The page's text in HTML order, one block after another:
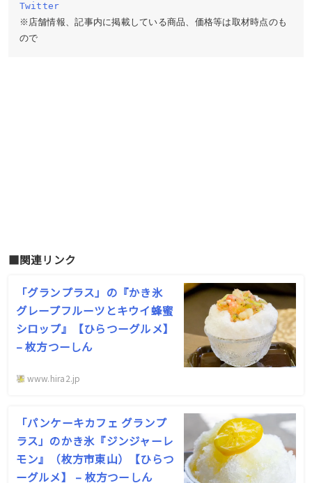
Twitter
※店舗情報、記事内に掲載している商品、価格等は取材時点のも
ので
■関連リンク
「グランプラス」の『かき氷
グレープフルーツとキウイ蜂蜜
シロップ』【ひらつーグルメ】
– 枚方つーしん
www.hira2.jp
「パンケーキカフェ グランプ
ラス」のかき氷『ジンジャーレ
モン』（枚方市東山）【ひらつ
ーグルメ】 – 枚方つーしん